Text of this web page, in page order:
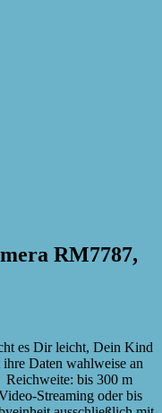
RM7787,
es Dir leicht, Dein Kind
Daten wahlweise an
bis 300 m
Streaming oder bis